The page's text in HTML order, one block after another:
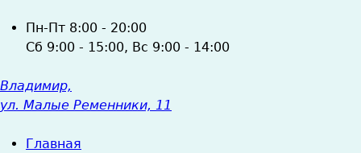
Пн-Пт 8:00 - 20:00
Сб 9:00 - 15:00, Вс 9:00 - 14:00
Владимир,
ул. Малые Ременники, 11
Главная